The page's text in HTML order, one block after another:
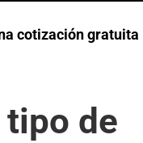
cotización gratuita
tipo de